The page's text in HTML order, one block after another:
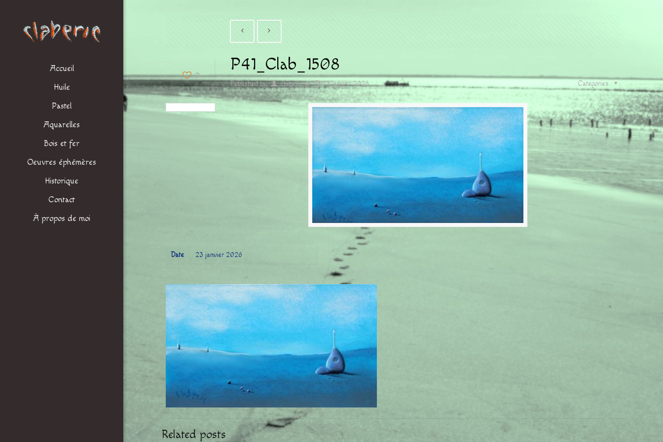
Accueil
Huile
Pastel
Aquarelles
Bois et fer
Oeuvres éphémères
Historique
Contact
À propos de moi
0
P41_Clab_1508
Published by claberic at 23 janvier 2026 Categories
Date 23 janvier 2026
Related posts